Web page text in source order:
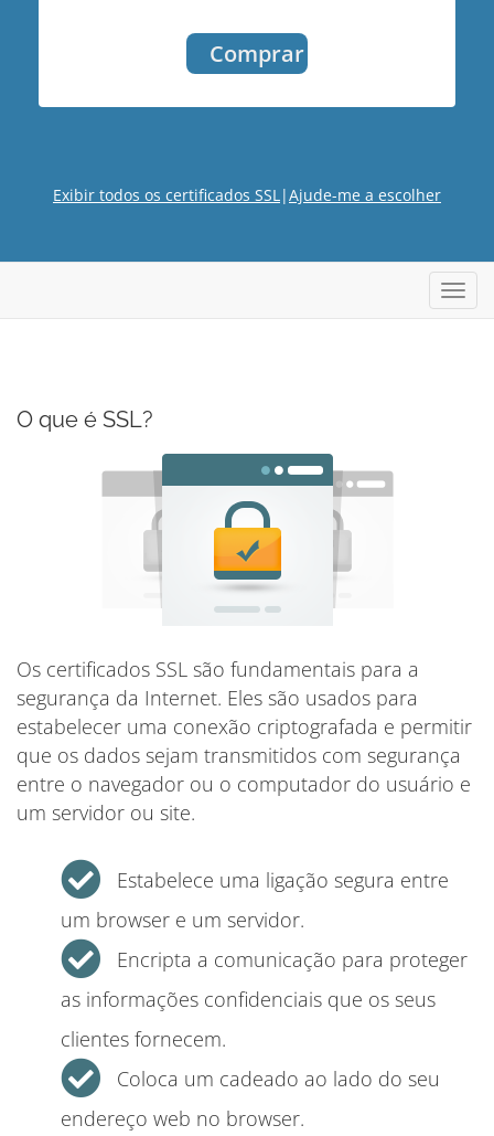
Comprar
Exibir todos os certificados SSL |Ajude-me a escolher
O que é SSL?
Os certificados SSL são fundamentais para a
segurança da Internet. Eles são usados para
estabelecer uma conexão criptografada e permitir
que os dados sejam transmitidos com segurança
entre o navegador ou o computador do usuário e
um servidor ou site.
Estabelece uma ligação segura entre
um browser e um servidor.
Encripta a comunicação para proteger
as informações confidenciais que os seus
clientes fornecem.
Coloca um cadeado ao lado do seu
endereço web no browser.